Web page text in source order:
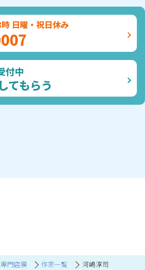
門店獏 作家一覧 河嶋淳司
日曜・祝日休み
付中
てもらう